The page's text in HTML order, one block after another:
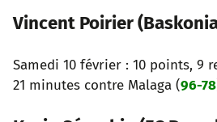
Vincent Poirier
Samedi 10 février : 10 points, 9
21 minutes contre Malaga (96-78